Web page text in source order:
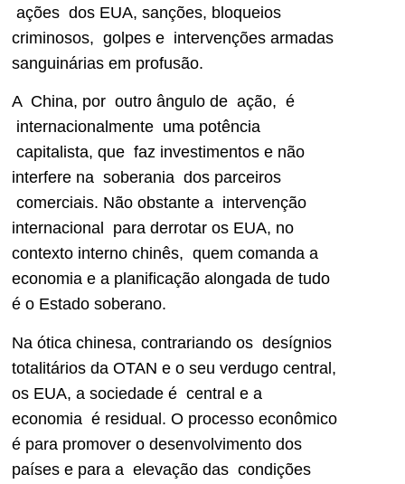
ações dos EUA, sanções, bloqueios
criminosos, golpes e intervenções armadas
sanguinárias em profusão.
A China, por outro ângulo de ação, é
internacionalmente uma potência
capitalista, que faz investimentos e não
interfere na soberania dos parceiros
comerciais. Não obstante a intervenção
internacional para derrotar os EUA, no
contexto interno chinês, quem comanda a
economia e a planificação alongada de tudo
é o Estado soberano.
Na ótica chinesa, contrariando os desígnios
totalitários da OTAN e o seu verdugo central,
os EUA, a sociedade é central e a
economia é residual. O processo econômico
é para promover o desenvolvimento dos
países e para a elevação das condições